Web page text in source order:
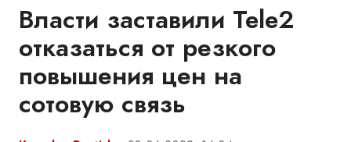
Власти заставили Tele2
отказаться от резкого
повышения цен на
сотовую связь